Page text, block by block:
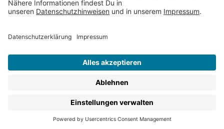
Deutschlands
** Lieferzeit 1-3 Werktage innerhalb Deutschlands
Thienemann-Esslinger Verlag GmbH, Blumenstraße 36, D-70182